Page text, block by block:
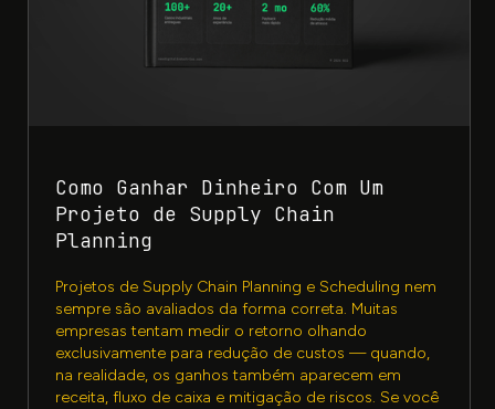
Como Ganhar Dinheiro Com Um
Projeto de Supply Chain
Planning
Projetos de Supply Chain Planning e Scheduling nem
sempre são avaliados da forma correta. Muitas
empresas tentam medir o retorno olhando
exclusivamente para redução de custos — quando,
na realidade, os ganhos também aparecem em
receita, fluxo de caixa e mitigação de riscos. Se você